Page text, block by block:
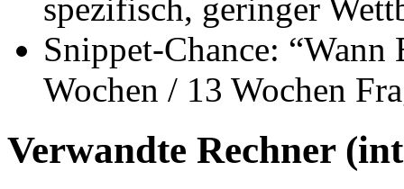
spezifisch, geringer
Snippet-Chance: “Wann
Wochen / 13 Wochen
Verwandte Rechner